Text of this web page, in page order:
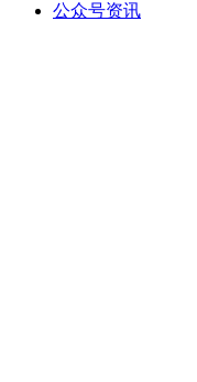
公众号资讯